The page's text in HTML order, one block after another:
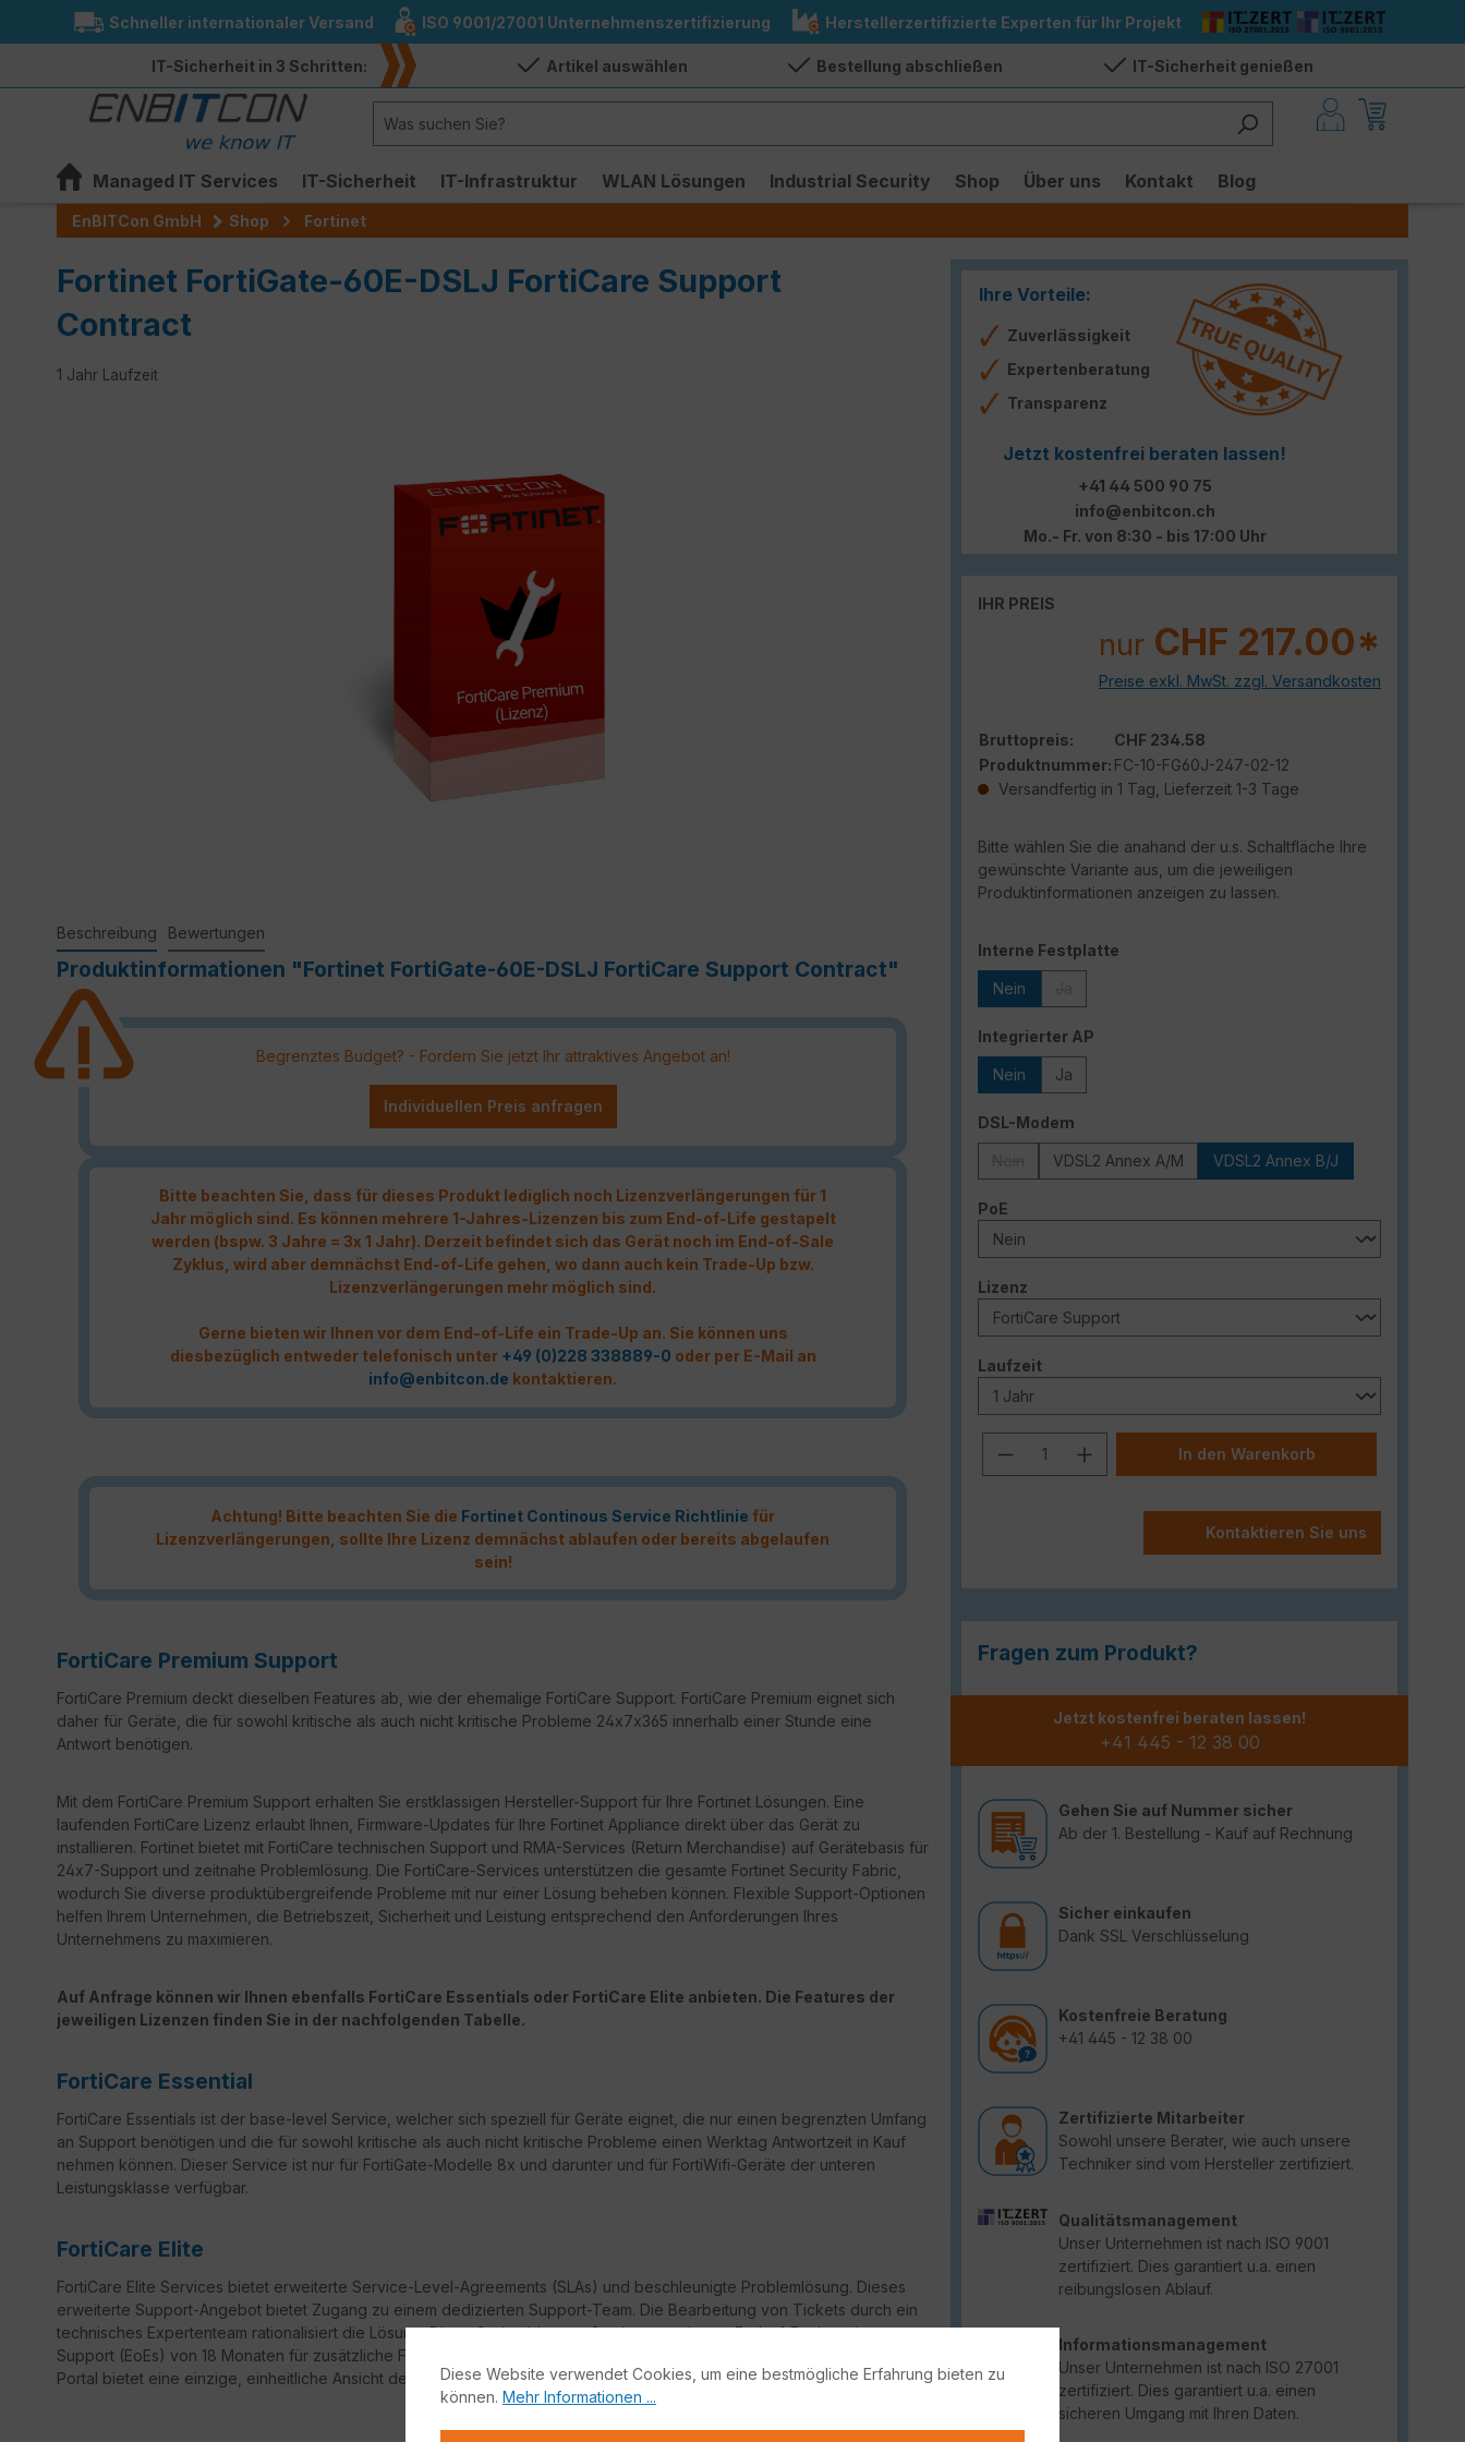
Zur Hauptnavigation springen
Schneller internationaler Versand ISO 9001/27001 Unternehmenszertifizierung Herstellerzertifizierte Experten für Ihr Projekt
IT-Sicherheit in 3 Schritten: Artikel auswählen Bestellung abschließen IT-Sicherheit genießen
Managed IT Services IT-Sicherheit IT-Infrastruktur WLAN Lösungen Industrial Security Shop Über uns Kontakt Blog
EnBITCon GmbH Shop Fortinet
Fortinet FortiGate-60E-DSLJ FortiCare Support
Contract
1 Jahr Laufzeit
Ihre Vorteile:
Zuverlässigkeit
Expertenberatung
Transparenz
Jetzt kostenfrei beraten lassen!
+41 44 500 90 75
info@enbitcon.ch
Mo.- Fr. von 8:30 - bis 17:00 Uhr
IHR PREIS
nur CHF 217.00*
Preise exkl. MwSt. zzgl. Versandkosten
Bruttopreis:
CHF 234.58
Produktnummer: FC-10-FG60J-247-02-12
Versandfertig in 1 Tag, Lieferzeit 1-3 Tage
Bitte wählen Sie die anahand der u.s. Schaltfläche Ihre
gewünschte Variante aus, um die jeweiligen
Produktinformationen anzeigen zu lassen.
Interne Festplatte
Nein
Integrierter AP
Nein Ja
DSL-Modem
(Diese Option ist zurzeit nicht verfügbar.)
VDSL2 Annex A/M VDSL2 Annex B/J
PoE
Lizenz
Laufzeitauswählen
Produkt Anzahl: Gib den
In den Warenkorb
Kontaktieren Sie uns
Fragen zum Produkt?
Jetzt kostenfrei beraten lassen!
+41 445 - 12 38 00
Gehen Sie auf Nummer sicher
Ab der 1. Bestellung - Kauf auf Rechnung
Sicher einkaufen
Dank SSL Verschlüsselung
Kostenfreie Beratung
+41 445 - 12 38 00
Zertifizierte Mitarbeiter
Sowohl unsere Berater, wie auch unsere
Techniker sind vom Hersteller zertifiziert.
Qualitätsmanagement
Unser Unternehmen ist nach ISO 9001
zertifiziert. Dies garantiert u.a. einen
reibungslosen Ablauf.
Informationsmanagement
Unser Unternehmen ist nach ISO 27001
zertifiziert. Dies garantiert u.a. einen
sicheren Umgang mit Ihren Daten.
Beschreibung Bewertungen
Produktinformationen "Fortinet FortiGate-60E-DSLJ FortiCare Support Contract"
Begrenztes Budget? - Fordern Sie jetzt Ihr attraktives Angebot an!
Individuellen Preis anfragen
Bitte beachten Sie, dass für dieses Produkt lediglich noch Lizenzverlängerungen für 1
Jahr möglich sind. Es können mehrere 1-Jahres-Lizenzen bis zum End-of-Life gestapelt
werden (bspw. 3 Jahre = 3x 1 Jahr). Derzeit befindet sich das Gerät noch im End-of-Sale
Zyklus, wird aber demnächst End-of-Life gehen, wo dann auch kein Trade-Up bzw.
Lizenzverlängerungen mehr möglich sind.
Gerne bieten wir Ihnen vor dem End-of-Life ein Trade-Up an. Sie können uns
diesbezüglich entweder telefonisch unter +49 (0)228 338889-0 oder per E-Mail an
info@enbitcon.de kontaktieren.
Achtung! Bitte beachten Sie die Fortinet Continous Service Richtlinie für
Lizenzverlängerungen, sollte Ihre Lizenz demnächst ablaufen oder bereits abgelaufen
sein!
FortiCare Premium Support
FortiCare Premium deckt dieselben Features ab, wie der ehemalige FortiCare Support. FortiCare Premium eignet sich
daher für Geräte, die für sowohl kritische als auch nicht kritische Probleme 24x7x365 innerhalb einer Stunde eine
Antwort benötigen.
Mit dem FortiCare Premium Support erhalten Sie erstklassigen Hersteller-Support für Ihre Fortinet Lösungen. Eine
laufenden FortiCare Lizenz erlaubt Ihnen, Firmware-Updates für Ihre Fortinet Appliance direkt über das Gerät zu
installieren. Fortinet bietet mit FortiCare technischen Support und RMA-Services (Return Merchandise) auf Gerätebasis für
24x7-Support und zeitnahe Problemlösung. Die FortiCare-Services unterstützen die gesamte Fortinet Security Fabric,
wodurch Sie diverse produktübergreifende Probleme mit nur einer Lösung beheben können. Flexible Support-Optionen
helfen Ihrem Unternehmen, die Betriebszeit, Sicherheit und Leistung entsprechend den Anforderungen Ihres
Unternehmens zu maximieren.
Auf Anfrage können wir Ihnen ebenfalls FortiCare Essentials oder FortiCare Elite anbieten. Die Features der
jeweiligen Lizenzen finden Sie in der nachfolgenden Tabelle.
FortiCare Essential
FortiCare Essentials ist der base-level Service, welcher sich speziell für Geräte eignet, die nur einen begrenzten Umfang
an Support benötigen und die für sowohl kritische als auch nicht kritische Probleme einen Werktag Antwortzeit in Kauf
nehmen können. Dieser Service ist nur für FortiGate-Modelle 8x und darunter und für FortiWifi-Geräte der unteren
Leistungsklasse verfügbar.
FortiCare Elite
FortiCare Elite Services bietet erweiterte Service-Level-Agreements (SLAs) und beschleunigte Problemlösung. Dieses
erweiterte Support-Angebot bietet Zugang zu einem dedizierten Support-Team. Die Bearbeitung von Tickets durch ein
technisches Expertenteam rationalisiert die Lösung. Diese Option bietet außerdem erweiterterEnd-of-Engineering-
Support (EoEs) von 18 Monaten für zusätzliche Flexibilität und Zugriff auf das neue
Portal bietet eine einzige, einheitliche Ansicht des Geräte- und Sicherheitszustand.Diese Website verwendet Cookies, um eine bestmögliche Erfahrung bieten zu
können. Mehr Informationen ...